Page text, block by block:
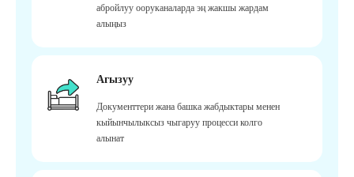
абройлуу ооруканаларда эң жакшы жардам
алыңыз
Агызуу
Документтери жана башка жабдыктары менен
кыйынчылыксыз чыгаруу процесси колго
алынат